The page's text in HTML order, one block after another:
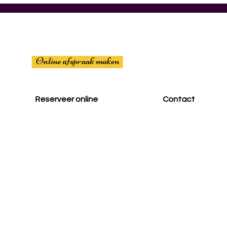
Online afspraak maken
Reserveer online Contact